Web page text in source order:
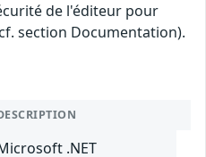
de l'éditeur pour
section Documentation).
.NET